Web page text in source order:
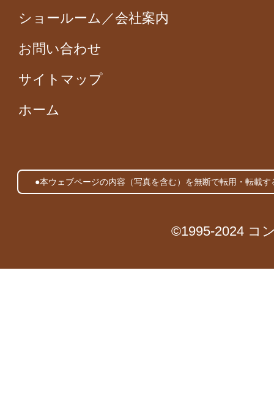
ショールーム／会社案内
お問い合わせ
サイトマップ
ホーム
●本ウェブページの内容（写真を含む）を無断で転用・転載
©1995-2024 コ